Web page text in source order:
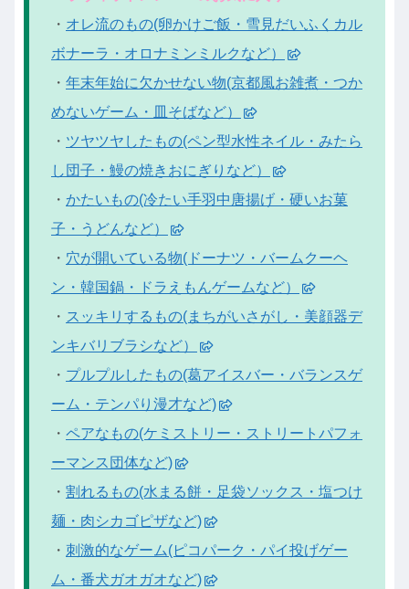
・ オレ流のもの(卵かけご飯・雪見だいふくカル
ボナーラ・オロナミンミルクなど）
・ 年末年始に欠かせない物(京都風お雑煮・つか
めないゲーム・皿そばなど）
・ ツヤツヤしたもの(ペン型水性ネイル・みたら
し団子・鰻の焼きおにぎりなど）
・ かたいもの(冷たい手羽中唐揚げ・硬いお菓
子・うどんなど）
・ 穴が開いている物(ドーナツ・バームクーヘ
ン・韓国鍋・ドラえもんゲームなど）
・ スッキリするもの(まちがいさがし・美顔器デ
ンキバリブラシなど）
・ プルプルしたもの(葛アイスバー・バランスゲ
ーム・テンパり漫才など)
・ ペアなもの(ケミストリー・ストリートパフォ
ーマンス団体など)
・ 割れるもの(水まる餅・足袋ソックス・塩つけ
麺・肉シカゴピザなど)
・ 刺激的なゲーム(ピコパーク・パイ投げゲー
ム・番犬ガオガオなど)